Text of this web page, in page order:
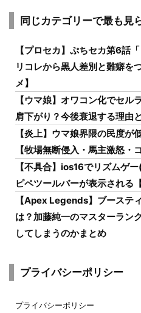
同じカテゴリーで最も見
【プロセカ】ぷちセカ第6話
リコレから黒人差別と難癖を
メ】
【ウマ娘】オワコン化でセ
肩下がり？今後衰退する理由
【炎上】ウマ娘界隈の民度が
【牧場無断侵入・馬主激怒・
【不具合】ios16でリズムゲ
ピペツールバーが表示される
【Apex Legends】ブーステ
は？加藤純一のマスターラン
してしまうのかまとめ
プライバシーポリシー
プライバシーポリシー